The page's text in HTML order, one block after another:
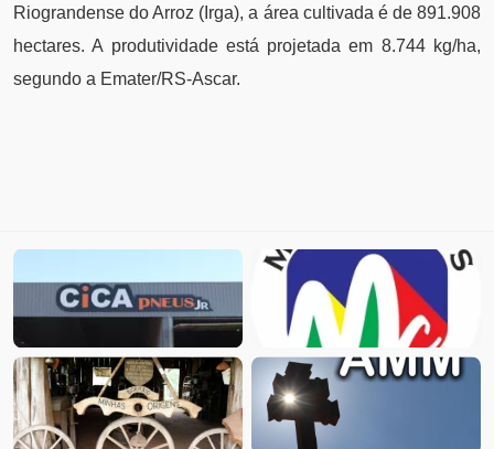
Riograndense do Arroz (Irga), a área cultivada é de 891.908
hectares. A produtividade está projetada em 8.744 kg/ha,
segundo a Emater/RS-Ascar.